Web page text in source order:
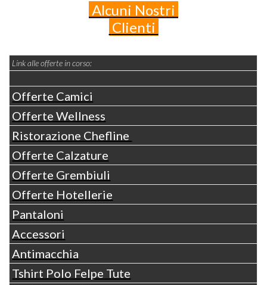
Alcuni Nostri
Clienti
Link alle offerte in corso:
Offerte Camici
Offerte Wellness
Ristorazione Chefline
Offerte Calzature
Offerte Grembiuli
Offerte Hotellerie
Pantaloni
Accessori
Antimacchia
Tshirt Polo Felpe Tute